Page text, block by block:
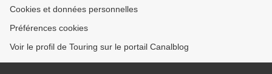
Cookies et données personnelles
Préférences cookies
Voir le profil de Touring sur le portail Canalblog